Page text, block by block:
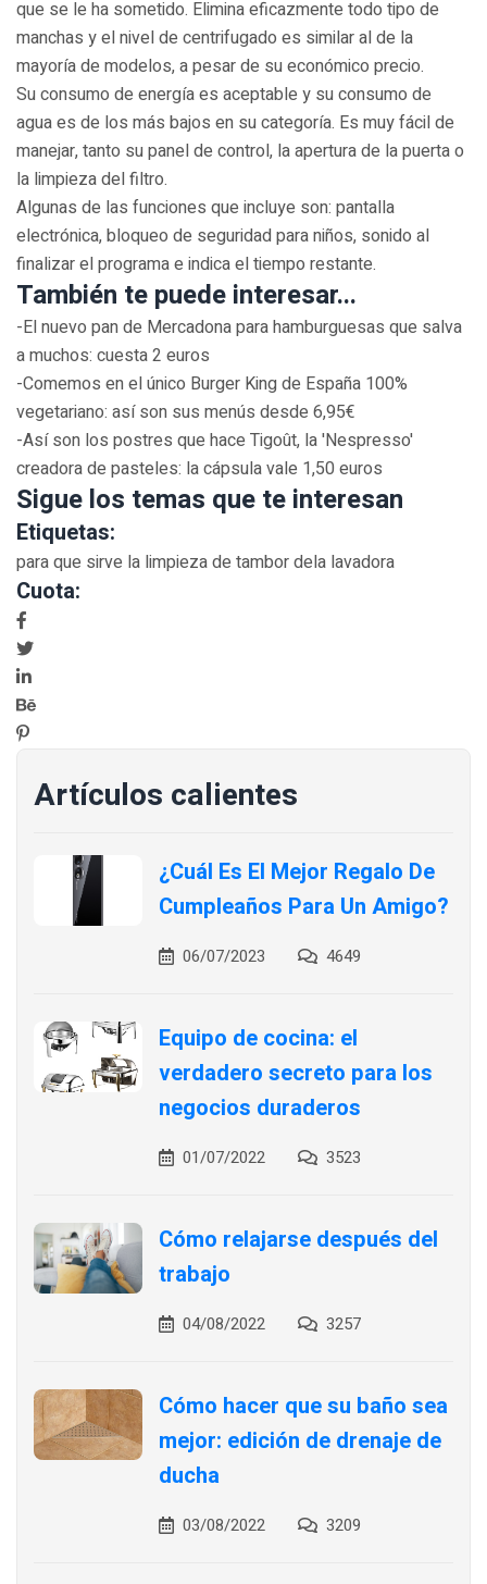
Artículos calientes
¿Cuál Es El Mejor Regalo De
Cumpleaños Para Un Amigo?
06/07/2023 4649
Equipo de cocina: el
verdadero secreto para los
negocios duraderos
01/07/2022 3523
Cómo relajarse después del
trabajo
04/08/2022 3257
Cómo hacer que su baño sea
mejor: edición de drenaje de
ducha
03/08/2022 3209
que se le ha sometido. Elimina eficazmente todo tipo de
manchas y el nivel de centrifugado es similar al de la
mayoría de modelos, a pesar de su económico precio.
Su consumo de energía es aceptable y su consumo de
agua es de los más bajos en su categoría. Es muy fácil de
manejar, tanto su panel de control, la apertura de la puerta o
la limpieza del filtro.
Algunas de las funciones que incluye son: pantalla
electrónica, bloqueo de seguridad para niños, sonido al
finalizar el programa e indica el tiempo restante.
También te puede interesar...
-El nuevo pan de Mercadona para hamburguesas que salva
a muchos: cuesta 2 euros
-Comemos en el único Burger King de España 100%
vegetariano: así son sus menús desde 6,95€
-Así son los postres que hace Tigoût, la 'Nespresso'
creadora de pasteles: la cápsula vale 1,50 euros
Sigue los temas que te interesan
Etiquetas:
para que sirve la limpieza de tambor dela lavadora
Cuota: